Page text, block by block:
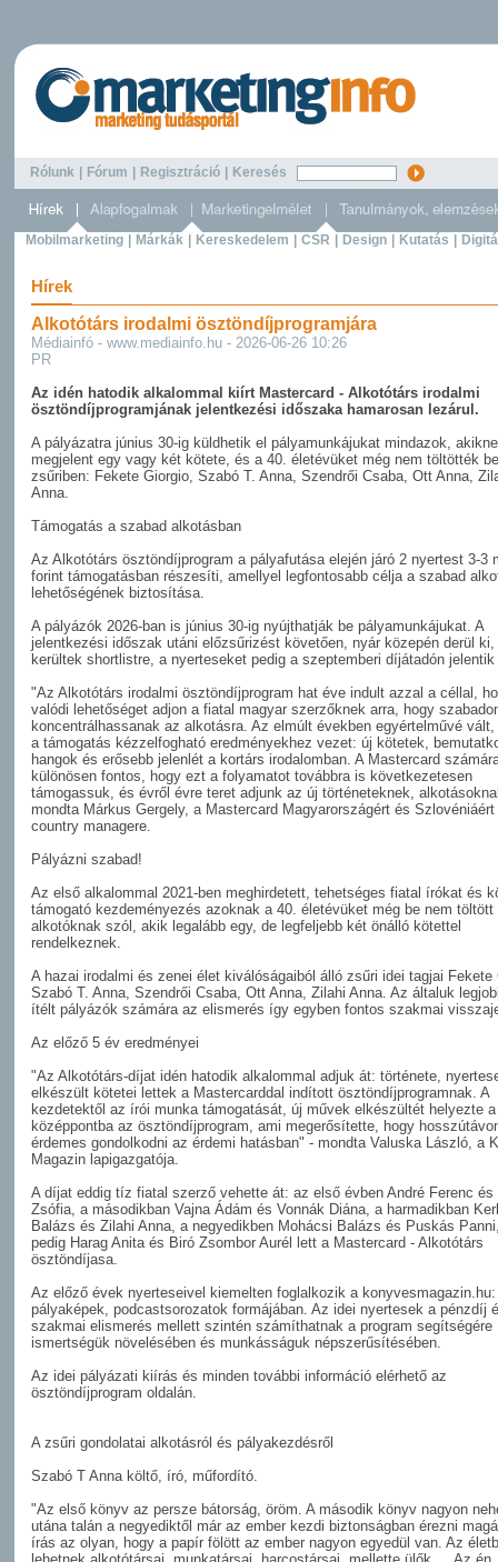
Rólunk Fórum Regisztráció Keresés
Mobilmarketing Márkák Kereskedelem CSR Design Kutatás
Hírek
Alkotótárs irodalmi ösztöndíjprogramjára
Médiainfó - www.mediainfo.hu - 2026-06-26 10:26
PR
Az idén hatodik alkalommal kiírt Mastercard - Alkotótárs irodalmi
ösztöndíjprogramjának jelentkezési időszaka hamarosan lezárul.
A pályázatra június 30-ig küldhetik el pályamunkájukat mindazok,
megjelent egy vagy két kötete, és a 40. életévüket még nem töltötték
zsűriben: Fekete Giorgio, Szabó T. Anna, Szendrői Csaba, Ott Anna,
Anna.
Támogatás a szabad alkotásban
Az Alkotótárs ösztöndíjprogram a pályafutása elején járó 2 nyertest 3-3
forint támogatásban részesíti, amellyel legfontosabb célja a szabad
lehetőségének biztosítása.
A pályázók 2026-ban is június 30-ig nyújthatják be pályamunkájukat. A
jelentkezési időszak utáni előzsűrizést követően, nyár közepén derül
kerültek shortlistre, a nyerteseket pedig a szeptemberi díjátadón jelentik
"Az Alkotótárs irodalmi ösztöndíjprogram hat éve indult azzal a céllal,
valódi lehetőséget adjon a fiatal magyar szerzőknek arra, hogy
koncentrálhassanak az alkotásra. Az elmúlt években egyértelművé
a támogatás kézzelfogható eredményekhez vezet: új kötetek,
hangok és erősebb jelenlét a kortárs irodalomban. A Mastercard
különösen fontos, hogy ezt a folyamatot továbbra is következetesen
támogassuk, és évről évre teret adjunk az új történeteknek,
mondta Márkus Gergely, a Mastercard Magyarországért és
country managere.
Pályázni szabad!
Az első alkalommal 2021-ben meghirdetett, tehetséges fiatal írókat és
támogató kezdeményezés azoknak a 40. életévüket még be nem töltött
alkotóknak szól, akik legalább egy, de legfeljebb két önálló kötettel
rendelkeznek.
A hazai irodalmi és zenei élet kiválóságaiból álló zsűri idei tagjai Fekete
Szabó T. Anna, Szendrői Csaba, Ott Anna, Zilahi Anna. Az általuk
ítélt pályázók számára az elismerés így egyben fontos szakmai
Az előző 5 év eredményei
"Az Alkotótárs-díjat idén hatodik alkalommal adjuk át: története,
elkészült kötetei lettek a Mastercarddal indított ösztöndíjprogramnak. A
kezdetektől az írói munka támogatását, új művek elkészültét helyezte a
középpontba az ösztöndíjprogram, ami megerősítette, hogy
érdemes gondolkodni az érdemi hatásban" - mondta Valuska László, a
Magazin lapigazgatója.
A díjat eddig tíz fiatal szerző vehette át: az első évben André Ferenc és
Zsófia, a másodikban Vajna Ádám és Vonnák Diána, a harmadikban
Balázs és Zilahi Anna, a negyedikben Mohácsi Balázs és Puskás
pedig Harag Anita és Biró Zsombor Aurél lett a Mastercard - Alkotótárs
ösztöndíjasa.
Az előző évek nyerteseivel kiemelten foglalkozik a
pályaképek, podcastsorozatok formájában. Az idei nyertesek a pénzdíj
szakmai elismerés mellett szintén számíthatnak a program segítségére
ismertségük növelésében és munkásságuk népszerűsítésében.
Az idei pályázati kiírás és minden további információ elérhető az
ösztöndíjprogram oldalán.
A zsűri gondolatai alkotásról és pályakezdésről
Szabó T Anna költő, író, műfordító.
"Az első könyv az persze bátorság, öröm. A második könyv nagyon
utána talán a negyediktől már az ember kezdi biztonságban érezni
írás az olyan, hogy a papír fölött az ember nagyon egyedül van. Az